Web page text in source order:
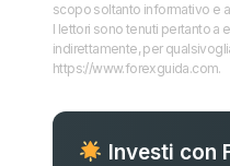
scopo soltanto informativo e
I lettori sono tenuti pertanto a
indirettamente, per
https://www.forexguida.com.
Investi con